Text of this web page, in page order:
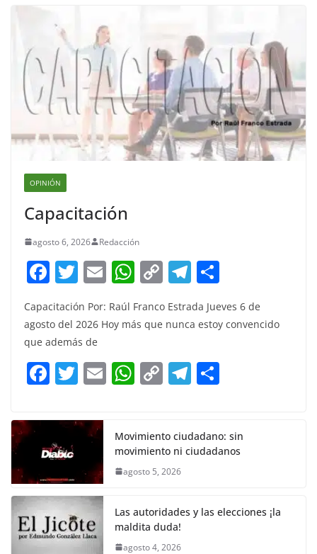
OPINIÓN
Capacitación
agosto 6, 2026 Redacción
F
a
c
e
b
o
k
T
itt
er
E
m
ai
W
at
A
p
C
p
Li
n
T
el
e
a
m
ar
e
Capacitación Por: Raúl Franco Estrada Jueves 6 de
agosto del 2026 Hoy más que nunca estoy convencido
que además de
F
c
e
b
o
o
k
T
itt
er
E W
s
A
p
C
y
Li
k
T
gr
a
e
Movimiento ciudadano: sin
movimiento ni ciudadanos
agosto 5, 2026
Las autoridades y las elecciones ¡la
maldita duda!
agosto 4, 2026